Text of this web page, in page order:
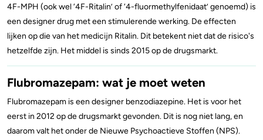
4F-MPH (ook wel ‘4F-Ritalin’ of ‘4-fluormethylfenidaat’ genoemd) is
een designer drug met een stimulerende werking. De effecten
lijken op die van het medicijn Ritalin. Dit betekent niet dat de risico's
hetzelfde zijn. Het middel is sinds 2015 op de drugsmarkt.
Flubromazepam: wat je moet weten
Flubromazepam is een designer benzodiazepine. Het is voor het
eerst in 2012 op de drugsmarkt gevonden. Dit is nog niet lang, en
daarom valt het onder de Nieuwe Psychoactieve Stoffen (NPS).